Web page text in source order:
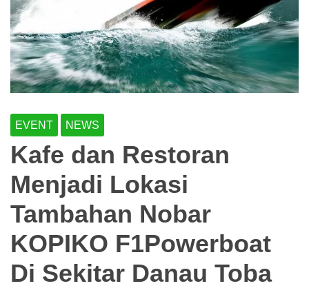
EVENT NEWS
Kafe dan Restoran
Menjadi Lokasi
Tambahan Nobar
KOPIKO F1Powerboat
Di Sekitar Danau Toba